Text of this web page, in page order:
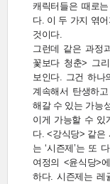
캐릭터들은 때로
다. 이 두 가지 엮
것이다.
그런데 같은 과정
꽃보다 청춘> 그
보인다. 그건 하나
계속해서 탄생하
해갈 수 있는 가능
이게 가능할 수 있
다. <강식당> 같은
는 ‘시즌제’는 또
여정의 <윤식당>
하다. 시즌제는 레